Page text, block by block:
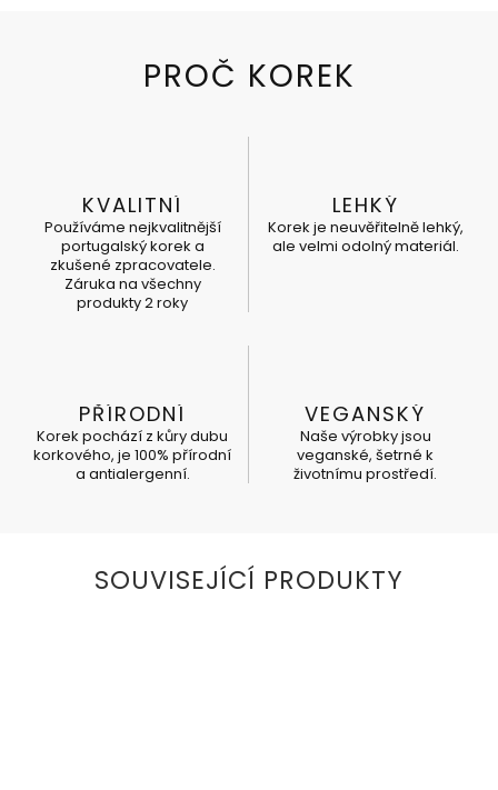
KVALITNÍ
Používáme nejkvalitnější
portugalský korek a
zkušené zpracovatele.
Záruka na všechny
produkty 2 roky
LEHKÝ
Korek je neuvěřitelně lehký,
ale velmi odolný materiál.
PŘÍRODNÍ
Korek pochází z kůry dubu
korkového, je 100% přírodní
a antialergenní.
VEGANSKÝ
Naše výrobky jsou
veganské, šetrné k
životnímu prostředí.
SOUVISEJÍCÍ PRODUKTY